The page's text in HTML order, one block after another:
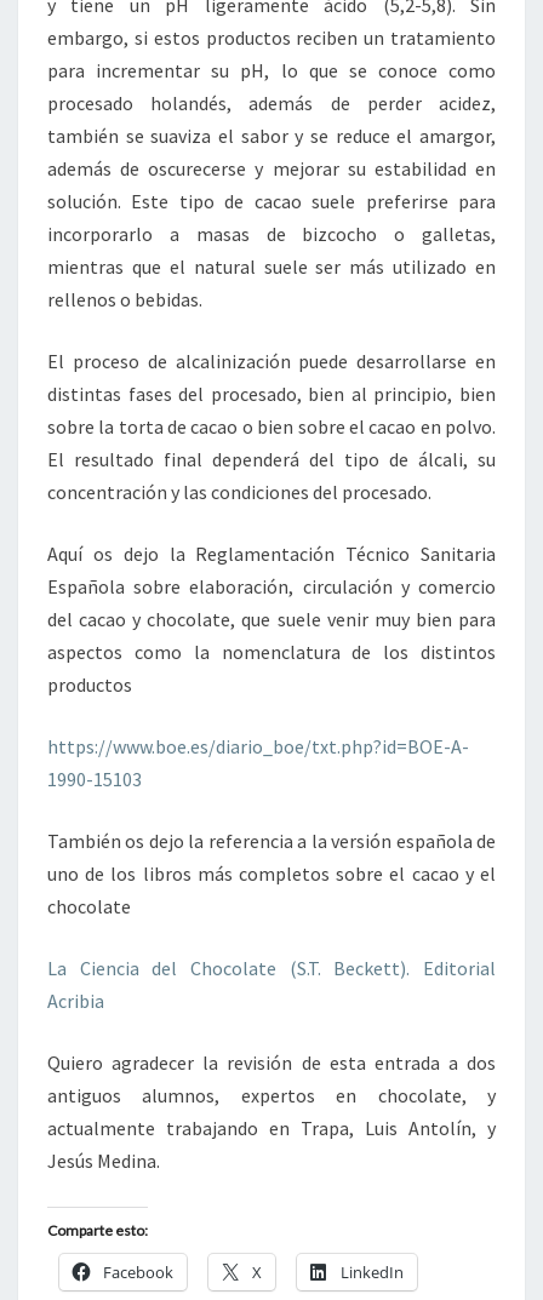
y tiene un pH ligeramente ácido (5,2-5,8). Sin
embargo, si estos productos reciben un tratamiento
para incrementar su pH, lo que se conoce como
procesado holandés, además de perder acidez,
también se suaviza el sabor y se reduce el amargor,
además de oscurecerse y mejorar su estabilidad en
solución. Este tipo de cacao suele preferirse para
incorporarlo a masas de bizcocho o galletas,
mientras que el natural suele ser más utilizado en
rellenos o bebidas.
El proceso de alcalinización puede desarrollarse en
distintas fases del procesado, bien al principio, bien
sobre la torta de cacao o bien sobre el cacao en polvo.
El resultado final dependerá del tipo de álcali, su
concentración y las condiciones del procesado.
Aquí os dejo la Reglamentación Técnico Sanitaria
Española sobre elaboración, circulación y comercio
del cacao y chocolate, que suele venir muy bien para
aspectos como la nomenclatura de los distintos
productos
https://www.boe.es/diario_boe/txt.php?id=BOE-A-
1990-15103
También os dejo la referencia a la versión española de
uno de los libros más completos sobre el cacao y el
chocolate
La Ciencia del Chocolate (S.T. Beckett). Editorial
Acribia
Quiero agradecer la revisión de esta entrada a dos
antiguos alumnos, expertos en chocolate, y
actualmente trabajando en Trapa, Luis Antolín, y
Jesús Medina.
Comparte esto:
Facebook X LinkedIn